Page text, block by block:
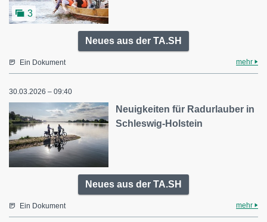
3
Neues aus der TA.SH
Ein Dokument mehr
30.03.2026 – 09:40
Neuigkeiten für Radurlauber in
Schleswig-Holstein
Neues aus der TA.SH
Ein Dokument mehr